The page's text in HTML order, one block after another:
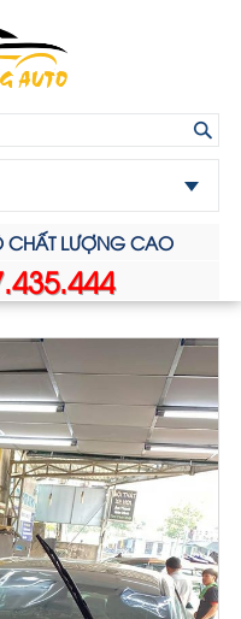
CHẤT LƯỢNG CAO